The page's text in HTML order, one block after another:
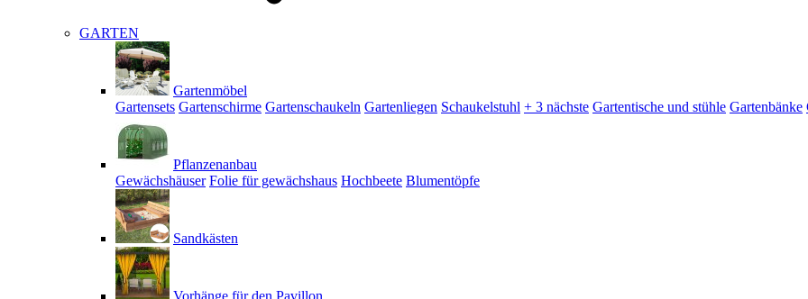
GARTEN
Gartenmöbel
Gartensets Gartenschirme Gartenschaukeln Gartenliegen Schaukelstuhl + 3 nächste Gartentische und stühle Gartenbänke
Pflanzenanbau
Gewächshäuser Folie für gewächshaus Hochbeete Blumentöpfe
Sandkästen
Vorhänge für den Pavillon